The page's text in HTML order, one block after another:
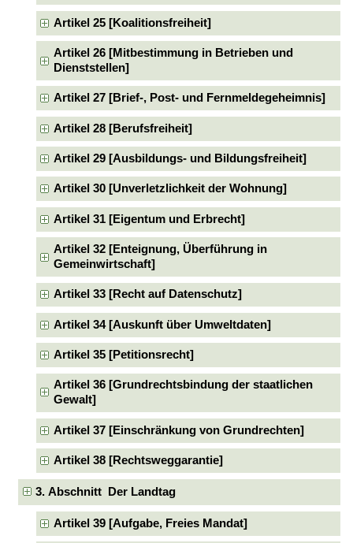
Artikel 25 [Koalitionsfreiheit]
Artikel 26 [Mitbestimmung in Betrieben und
Dienststellen]
Artikel 27 [Brief-, Post- und Fernmeldegeheimnis]
Artikel 28 [Berufsfreiheit]
Artikel 29 [Ausbildungs- und Bildungsfreiheit]
Artikel 30 [Unverletzlichkeit der Wohnung]
Artikel 31 [Eigentum und Erbrecht]
Artikel 32 [Enteignung, Überführung in
Gemeinwirtschaft]
Artikel 33 [Recht auf Datenschutz]
Artikel 34 [Auskunft über Umweltdaten]
Artikel 35 [Petitionsrecht]
Artikel 36 [Grundrechtsbindung der staatlichen
Gewalt]
Artikel 37 [Einschränkung von Grundrechten]
Artikel 38 [Rechtsweggarantie]
3. Abschnitt Der Landtag
Artikel 39 [Aufgabe, Freies Mandat]